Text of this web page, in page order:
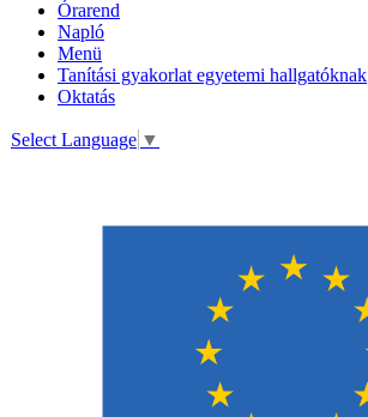
Órarend
Napló
Menü
Tanítási gyakorlat egyetemi hallgatóknak
Oktatás
Select Language ▼